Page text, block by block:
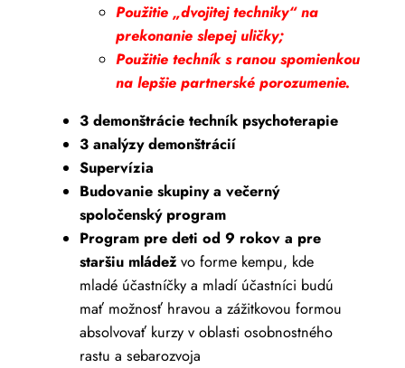
Použitie „dvojitej techniky“ na
prekonanie slepej uličky;
Použitie techník s ranou spomienkou
na lepšie partnerské porozumenie.
3 demonštrácie techník psychoterapie
3 analýzy demonštrácií
Supervízia
Budovanie skupiny a večerný
spoločenský program
Program pre deti od 9 rokov a pre
staršiu mládež vo forme kempu, kde
mladé účastníčky a mladí účastníci budú
mať možnosť hravou a zážitkovou formou
absolvovať kurzy v oblasti osobnostného
rastu a sebarozvoja